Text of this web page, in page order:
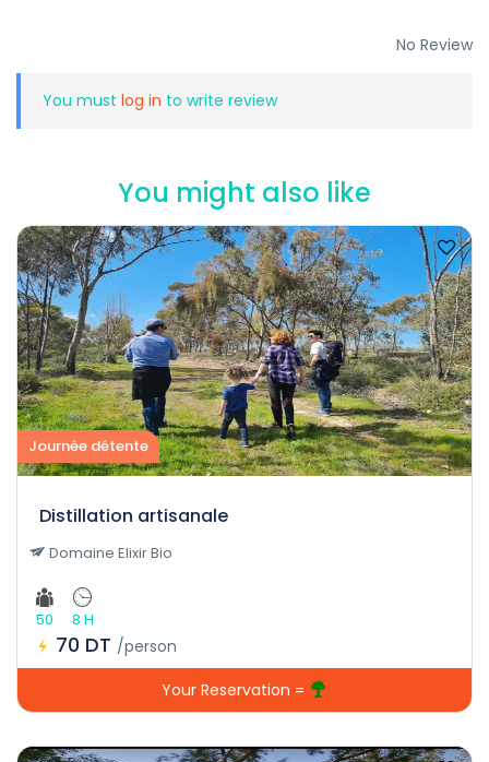
No Review
You must log in to write review
You might also like
Journée détente
Distillation artisanale
Domaine Elixir Bio
50 8 H
70 DT /person
Your Reservation =